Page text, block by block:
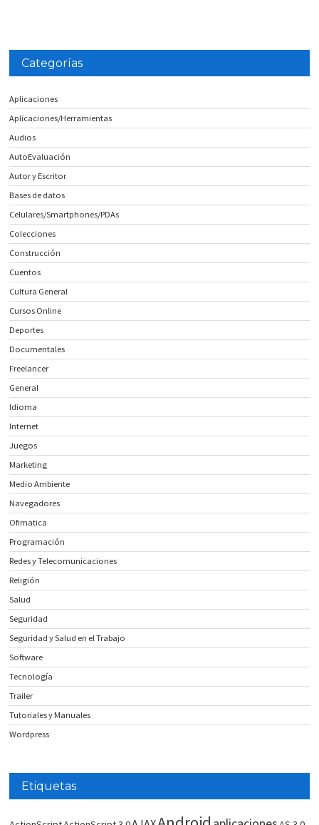
Categorías
Aplicaciones
Aplicaciones/Herramientas
Audios
AutoEvaluación
Autor y Escritor
Bases de datos
Celulares/Smartphones/PDAs
Colecciones
Construcción
Cuentos
Cultura General
Cursos Online
Deportes
Documentales
Freelancer
General
Idioma
Internet
Juegos
Marketing
Medio Ambiente
Navegadores
Ofimatica
Programación
Redes y Telecomunicaciones
Religión
Salud
Seguridad
Seguridad y Salud en el Trabajo
Software
Tecnología
Trailer
Tutoriales y Manuales
Wordpress
Etiquetas